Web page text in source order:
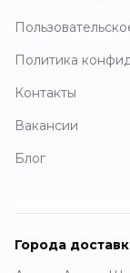
Политика
Контакты
Вакансии
Блог
Города